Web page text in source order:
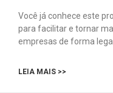
Você já conhece este
para facilitar e tornar
empresas de forma
LEIA MAIS >>